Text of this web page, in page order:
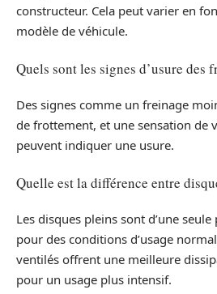
constructeur. Cela peut varier en
modèle de véhicule.
Quels sont les signes d’usure des
Des signes comme un freinage
de frottement, et une sensation de
peuvent indiquer une usure.
Quelle est la différence entre
Les disques pleins sont d’une
pour des conditions d’usage
ventilés offrent une meilleure
pour un usage plus intensif.